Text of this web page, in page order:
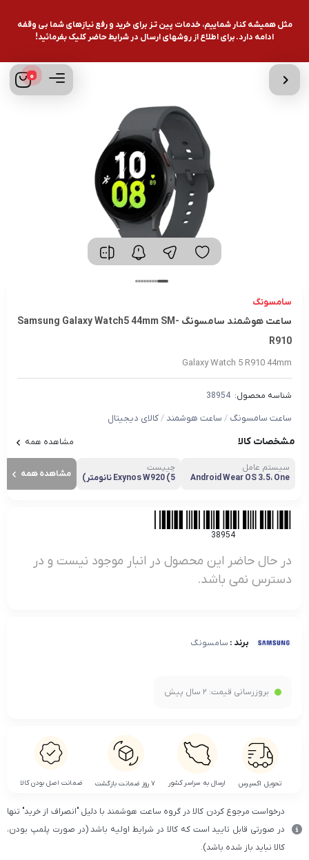
مثل همیشه کنار شماییم، خدمات پین تـز برای خرید و رفع نیازهای شما بی وقفه
ادامه دارد. برای اطلاع از روشهای ارسال در شرایط حاضر کلیک بفرمائید!
0
سامسونگ
ساعت هوشمند سامسونگ Samsung Galaxy Watch5 44mm SM-
R910
Galaxy Watch 5 R910 44mm
شناسه محصول: 38954
ساعت سامسونگ / ساعت هوشمند /کالای دیجیتال
مشخصات کالا مشاهده همه
سیستم عامل
Android Wear OS 3.5، One
چیپست
Exynos W920 (5 نانومتر)
مشاهده همه
38954
در حال حاضر این محصول در انبار موجود نیست و در
دسترس نمی باشد.
برند : سامسونگ
بروزرسانی قیمت: 2 سال پیش
تحویل اکسپرس ارسال به سراسر کشور ۷ روز ضمانت بازگشت ضمانت اصل بودن کالا
درخواست مرجوع کردن کالا در گروه ساعت هوشمند با دلیل "انصراف از خرید" تنها
در صورتی قابل تایید است که کالا در شرایط اولیه باشد (در صورت پلمپ بودن،
کالا نباید باز شده باشد).